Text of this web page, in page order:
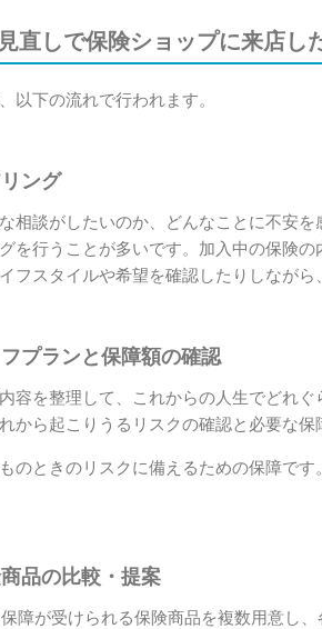
直しで保険ショップに来店し
以下の流れで行われます。
ング
相談がしたいのか、どんなことに不安を
を行うことが多いです。加入中の保険の
フスタイルや希望を確認したりしながら
プランと保障額の確認
容を整理して、これからの人生でどれ
から起こりうるリスクの確認と必要な
のときのリスクに備えるための保障で
品の比較・提案
障が受けられる保険商品を複数用意し